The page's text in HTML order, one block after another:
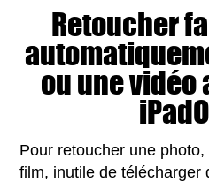
Retoucher
ou une vidéo
Pour retoucher une
film, inutile de télécharger